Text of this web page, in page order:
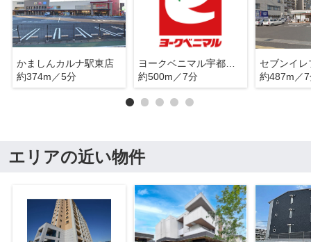
かましんカルナ駅東店
約374m／5分
ヨークベニマル宇都宮テラス店
約500m／7分
約487m／
エリアの近い物件